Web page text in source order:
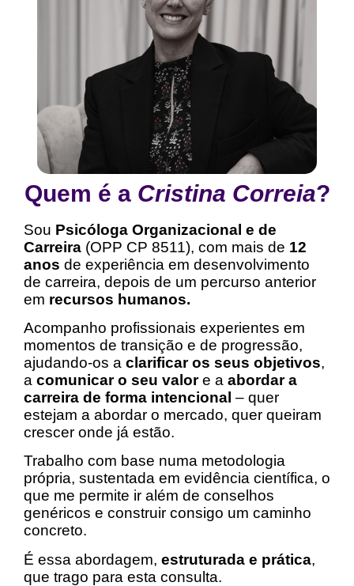
Quem é a Cristina Correia?
Sou Psicóloga Organizacional e de
Carreira (OPP CP 8511), com mais de 12
anos de experiência em desenvolvimento
de carreira, depois de um percurso anterior
em recursos humanos.
Acompanho profissionais experientes em
momentos de transição e de progressão,
ajudando-os a clarificar os seus objetivos,
a comunicar o seu valore a abordar a
carreira de forma intencional – quer
estejam a abordar o mercado, quer queiram
crescer onde já estão.
Trabalho com base numa metodologia
própria, sustentada em evidência científica, o
que me permite ir além de conselhos
genéricos e construir consigo um caminho
concreto.
É essa abordagem, estruturada e prática,
que trago para esta consulta.